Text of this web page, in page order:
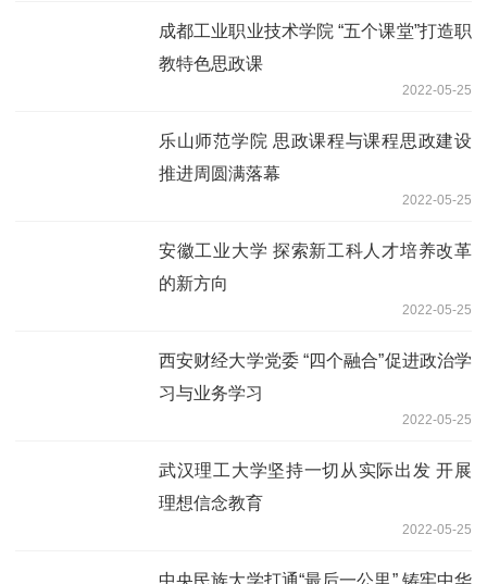
成都工业职业技术学院 “五个课堂”打造职
教特色思政课
2022-05-25
乐山师范学院 思政课程与课程思政建设
推进周圆满落幕
2022-05-25
安徽工业大学 探索新工科人才培养改革
的新方向
2022-05-25
西安财经大学党委 “四个融合”促进政治学
习与业务学习
2022-05-25
武汉理工大学坚持一切从实际出发 开展
理想信念教育
2022-05-25
中央民族大学打通“最后一公里” 铸牢中华